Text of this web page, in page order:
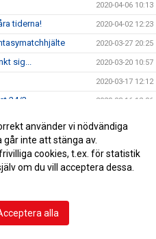
2020-04-06 10:13
tiderna! 2020-04-02 12:23
2020-03-27 20:25
sig... 2020-03-20 10:57
2020-03-17 12:12
24/3 2020-03-16 12:06
2020! 2020-03-03 18:50
använder vi nödvändiga
inte att stänga av.
cookies, t.ex. för statistik
om du vill acceptera dessa.
alla